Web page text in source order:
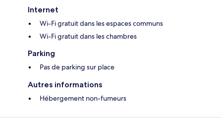
Internet
Wi-Fi gratuit dans les espaces communs
Wi-Fi gratuit dans les chambres
Parking
Pas de parking sur place
Autres informations
Hébergement non-fumeurs